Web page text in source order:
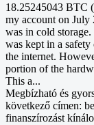
18.25245043 BTC
my account on
was in cold
was kept in a safety
the internet.
portion of the
This a...
Megbízható és
következő címen:
finanszírozást